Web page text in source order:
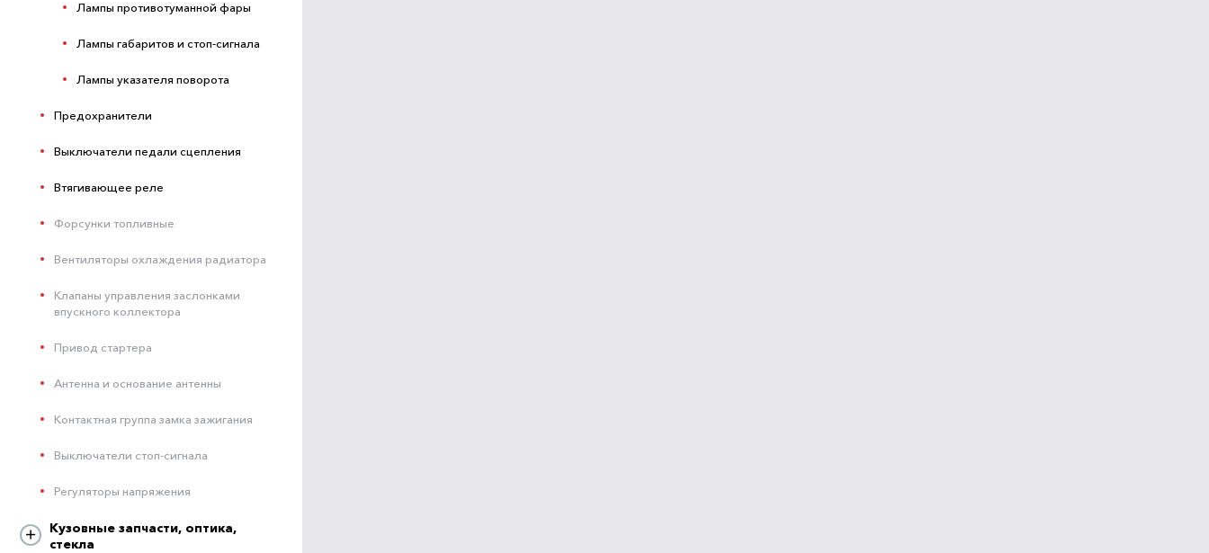
Лампы противотуманной фары
Лампы габаритов и стоп-сигнала
Лампы указателя поворота
Предохранители
Выключатели педали сцепления
Втягивающее реле
Форсунки топливные
Вентиляторы охлаждения радиатора
Клапаны управления заслонками
впускного коллектора
Привод стартера
Антенна и основание антенны
Контактная группа замка зажигания
Выключатели стоп-сигнала
Регуляторы напряжения
Кузовные запчасти, оптика,
стекла